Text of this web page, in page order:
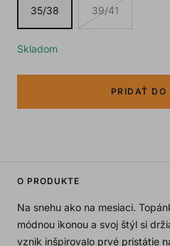
35/38 39/41
Skladom
PRIDAŤ DO
O PRODUKTE
Na snehu ako na mesiaci.
módnou ikonou a svoj štýl si
vznik inšpirovalo prvé pristátie